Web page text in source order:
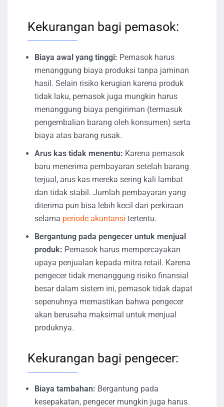
Kekurangan bagi pemasok:
Biaya awal yang tinggi: Pemasok harus
menanggung biaya produksi tanpa jaminan
hasil. Selain risiko kerugian karena produk
tidak laku, pemasok juga mungkin harus
menanggung biaya pengiriman (termasuk
pengembalian barang oleh konsumen) serta
biaya atas barang rusak.
Arus kas tidak menentu: Karena pemasok
baru menerima pembayaran setelah barang
terjual, arus kas mereka sering kali lambat
dan tidak stabil. Jumlah pembayaran yang
diterima pun bisa lebih kecil dari perkiraan
selama periode akuntansi tertentu.
Bergantung pada pengecer untuk menjual
produk: Pemasok harus mempercayakan
upaya penjualan kepada mitra retail. Karena
pengecer tidak menanggung risiko finansial
besar dalam sistem ini, pemasok tidak dapat
sepenuhnya memastikan bahwa pengecer
akan berusaha maksimal untuk menjual
produknya.
Kekurangan bagi pengecer:
Biaya tambahan: Bergantung pada
kesepakatan, pengecer mungkin juga harus